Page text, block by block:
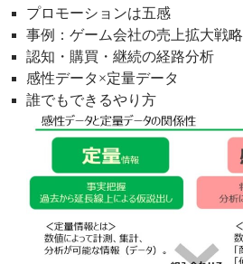
プロモーションは五感
事例：ゲーム会社の売上拡大戦略
認知・購買・継続の経路分析
感性データ×定量データ
誰でもできるやり方